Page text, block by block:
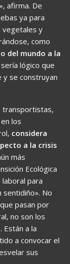
afirma. De
ya para
vegetales y
como
del mundo a la
lógico que
y se construyan
transportistas,
los
considera
a la crisis
más
Ecológica
para
sentidiño». No
pasan por
no son los
Están a la
a convocar el
sus